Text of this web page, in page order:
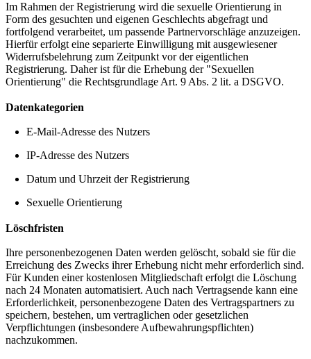
Im Rahmen der Registrierung wird die sexuelle Orientierung in
Form des gesuchten und eigenen Geschlechts abgefragt und
fortfolgend verarbeitet, um passende Partnervorschläge anzuzeigen.
Hierfür erfolgt eine separierte Einwilligung mit ausgewiesener
Widerrufsbelehrung zum Zeitpunkt vor der eigentlichen
Registrierung. Daher ist für die Erhebung der "Sexuellen
Orientierung" die Rechtsgrundlage Art. 9 Abs. 2 lit. a DSGVO.
Datenkategorien
E-Mail-Adresse des Nutzers
IP-Adresse des Nutzers
Datum und Uhrzeit der Registrierung
Sexuelle Orientierung
Löschfristen
Ihre personenbezogenen Daten werden gelöscht, sobald sie für die
Erreichung des Zwecks ihrer Erhebung nicht mehr erforderlich sind.
Für Kunden einer kostenlosen Mitgliedschaft erfolgt die Löschung
nach 24 Monaten automatisiert. Auch nach Vertragsende kann eine
Erforderlichkeit, personenbezogene Daten des Vertragspartners zu
speichern, bestehen, um vertraglichen oder gesetzlichen
Verpflichtungen (insbesondere Aufbewahrungspflichten)
nachzukommen.